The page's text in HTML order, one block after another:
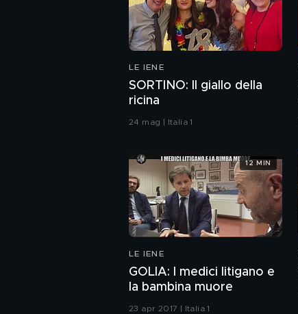
LE IENE
SORTINO: Il giallo della
ricina
24 mag | Italia 1
LE IENE
GOLIA: I medici litigano e
la bambina muore
23 apr 2017 | Italia 1
12 MIN